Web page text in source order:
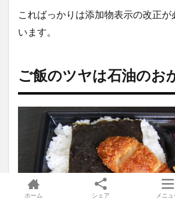
こればっかりは添加物表示の改正が
います。
ご飯のツヤは石油のお
ホーム シェア メニュ